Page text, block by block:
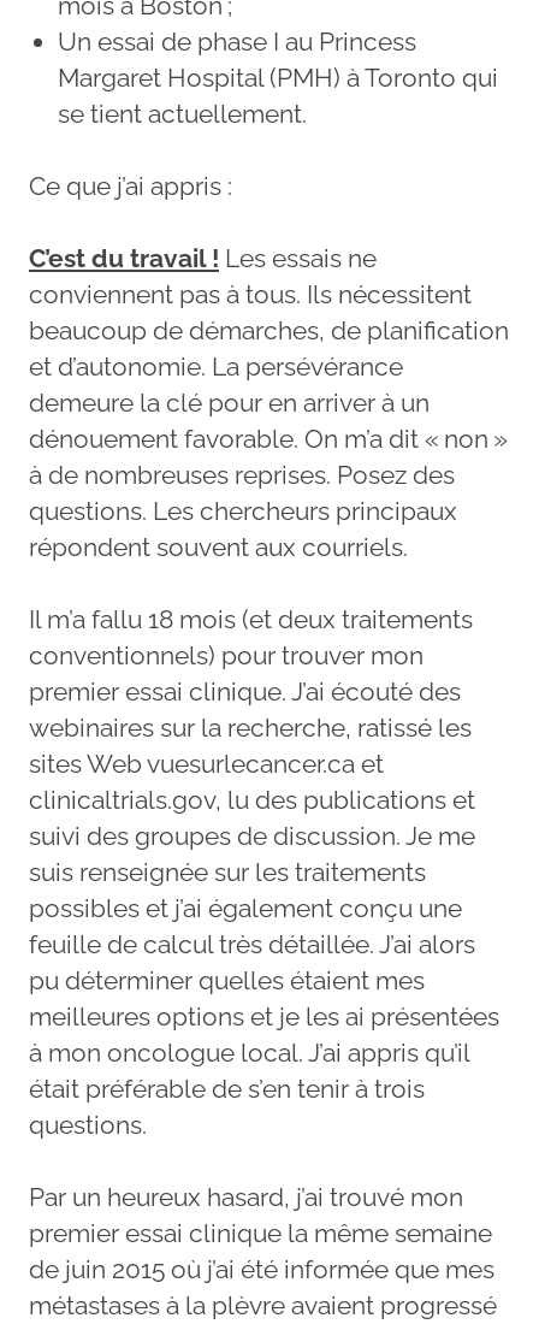
Un essai de phase I au Princess
Margaret Hospital (PMH) à Toronto qui
se tient actuellement.
Ce que j’ai appris :
C’est du travail ! Les essais ne
conviennent pas à tous. Ils nécessitent
beaucoup de démarches, de planification
et d’autonomie. La persévérance
demeure la clé pour en arriver à un
dénouement favorable. On m’a dit « non »
à de nombreuses reprises. Posez des
questions. Les chercheurs principaux
répondent souvent aux courriels.
Il m’a fallu 18 mois (et deux traitements
conventionnels) pour trouver mon
premier essai clinique. J’ai écouté des
webinaires sur la recherche, ratissé les
sites Web vuesurlecancer.ca et
clinicaltrials.gov, lu des publications et
suivi des groupes de discussion. Je me
suis renseignée sur les traitements
possibles et j’ai également conçu une
feuille de calcul très détaillée. J’ai alors
pu déterminer quelles étaient mes
meilleures options et je les ai présentées
à mon oncologue local. J’ai appris qu’il
était préférable de s’en tenir à trois
questions.
Par un heureux hasard, j’ai trouvé mon
premier essai clinique la même semaine
de juin 2015 où j’ai été informée que mes
métastases à la plèvre avaient progressé